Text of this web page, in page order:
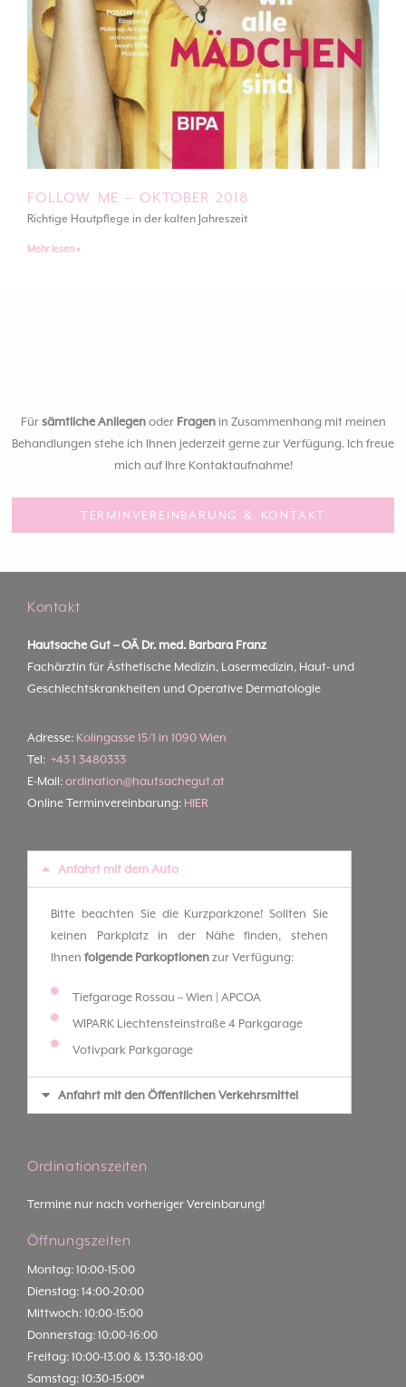
FOLLOW ME – OKTOBER 2018
Richtige Hautpflege in der kalten Jahreszeit
Mehr lesen »
Für sämtliche Anliegenoder Fragenin Zusammenhang mit meinen
Behandlungen stehe ich Ihnen jederzeit gerne zur Verfügung. Ich freue
mich auf Ihre Kontaktaufnahme!
TERMINVEREINBARUNG & KONTAKT
Kontakt
Hautsache Gut –OÄ Dr. med. Barbara Franz
Fachärztin für Ästhetische Medizin, Lasermedizin, Haut- und
Geschlechtskrankheiten und Operative Dermatologie
Adresse: Kolingasse 15/1 in 1090 Wien
Tel: +43 1 3480333
E-Mail: ordination@hautsachegut.at
Online Terminvereinbarung: HIER
Anfahrt mit dem Auto
Bitte beachten Sie die Kurzparkzone! Sollten Sie
keinen Parkplatz in der Nähe finden, stehen
Ihnen folgende Parkoptionen zur Verfügung:
Tiefgarage Rossau – Wien | APCOA
WIPARK Liechtensteinstraße 4 Parkgarage
Votivpark Parkgarage
Anfahrt mit den Öffentlichen Verkehrsmittel
Ordinationszeiten
Termine nur nach vorheriger Vereinbarung!
Öffnungszeiten
Montag: 10:00-15:00
Dienstag: 14:00-20:00
Mittwoch: 10:00-15:00
Donnerstag: 10:00-16:00
Freitag: 10:00-13:00 & 13:30-18:00
Samstag: 10:30-15:00*